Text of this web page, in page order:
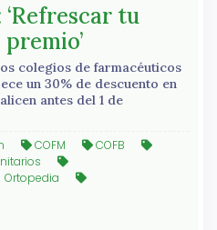
tu
colegios de farmacéuticos
un 30% de descuento en
antes del 1 de
COFM
COFB
Ortopedia